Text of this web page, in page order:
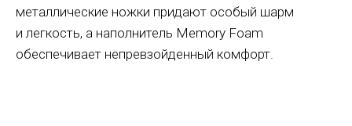
металлические ножки придают особый шарм
и легкость, а наполнитель Memory Foam
обеспечивает непревзойденный комфорт.